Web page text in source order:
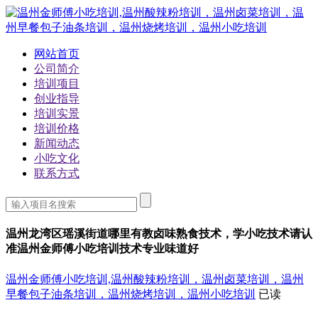
网站首页
公司简介
培训项目
创业指导
培训实景
培训价格
新闻动态
小吃文化
联系方式
温州龙湾区瑶溪街道哪里有教卤味熟食技术，学小吃技术请认
准温州金师傅小吃培训技术专业味道好
温州金师傅小吃培训,温州酸辣粉培训，温州卤菜培训，温州
早餐包子油条培训，温州烧烤培训，温州小吃培训 已读